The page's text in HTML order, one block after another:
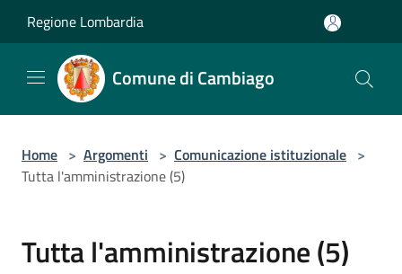
Regione Lombardia
Comune di Cambiago
Home > Argomenti > Comunicazione istituzionale >
Tutta l'amministrazione (5)
Tutta l'amministrazione (5)